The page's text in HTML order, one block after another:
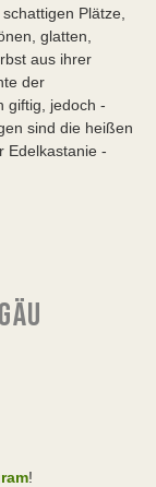
Plätze,
glatten,
aus ihrer
der
giftig, jedoch -
sind die heißen
Edelkastanie -
!